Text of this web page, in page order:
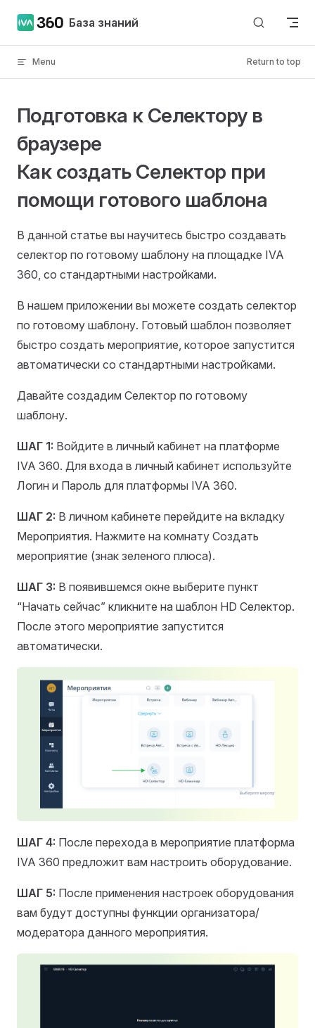
Skip to contentБаза знаний
Menu Return to top
Подготовка к Селектору в
браузере
Как создать Селектор при
помощи готового шаблона
В данной статье вы научитесь быстро создавать
селектор по готовому шаблону на площадке IVA
360, со стандартными настройками.
В нашем приложении вы можете создать селектор
по готовому шаблону. Готовый шаблон позволяет
быстро создать мероприятие, которое запустится
автоматически со стандартными настройками.
Давайте создадим Селектор по готовому
шаблону.
ШАГ 1: Войдите в личный кабинет на платформе
IVA 360. Для входа в личный кабинет используйте
Логин и Пароль для платформы IVA 360.
ШАГ 2: В личном кабинете перейдите на вкладку
Мероприятия. Нажмите на комнату Создать
мероприятие (знак зеленого плюса).
ШАГ 3: В появившемся окне выберите пункт
“Начать сейчас” кликните на шаблон HD Cелектор.
После этого мероприятие запустится
автоматически.
ШАГ 4: После перехода в мероприятие платформа
IVA 360 предложит вам настроить оборудование.
ШАГ 5: После применения настроек оборудования
вам будут доступны функции организатора/
модератора данного мероприятия.